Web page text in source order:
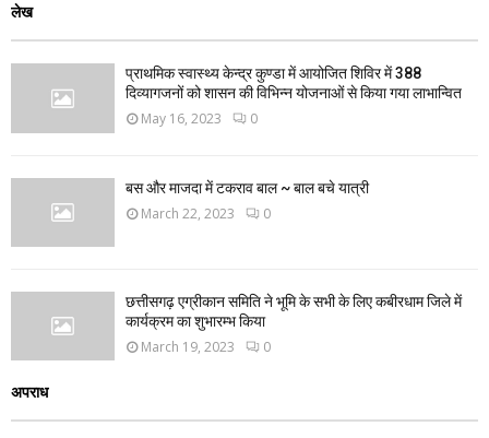
लेख
प्राथमिक स्वास्थ्य केन्द्र कुण्डा में आयोजित शिविर में 388
दिव्यागजनों को शासन की विभिन्न योजनाओं से किया गया लाभान्वित
May 16, 2023 0
बस और माजदा में टकराव बाल ~ बाल बचे यात्री
March 22, 2023 0
छत्तीसगढ़ एग्रीकान समिति ने भूमि के सभी के लिए कबीरधाम जिले में
कार्यक्रम का शुभारम्भ किया
March 19, 2023 0
अपराध